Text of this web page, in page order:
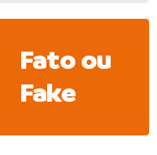
Fato ou
Fake